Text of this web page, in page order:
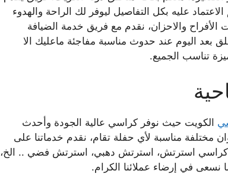
عليه بكل التفاصيل ليوفر لك الراحة والهدوء
الأفراح والاحزان، نقدم مع فريق خدمة الضيافة
بعد اليوم عند حدوث مناسبة مفاجئة ماعليك الا
تناسب الجميع.
الكويت حيث نوفر كراسي عالية الجودة وأحدث
مختلفة مناسبة لأي حفلة تقام، نقدم خدماتنا على
كراسي استرتش، استرتش دهبي، استرتش فضي .. الخ،
نسعى في إرضاء عملائنا الكرام.